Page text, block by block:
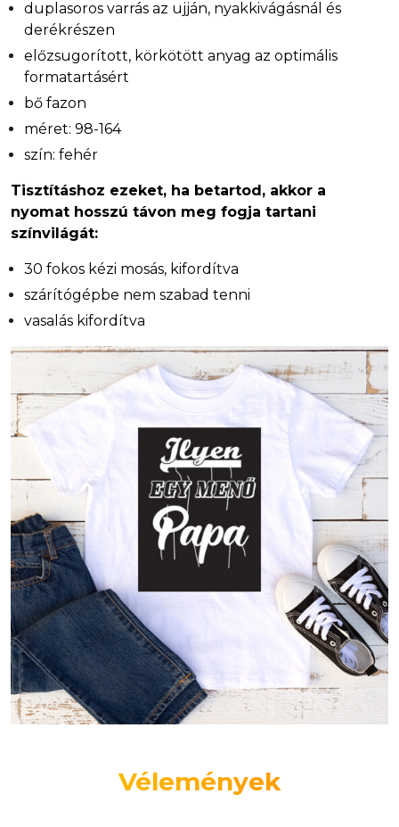
duplasoros varrás az ujján, nyakkivágásnál és
derékrészen
előzsugorított, körkötött anyag az optimális
formatartásért
bő fazon
méret: 98-164
szín: fehér
Tisztításhoz ezeket, ha betartod, akkor a
nyomat hosszú távon meg fogja tartani
színvilágát:
30 fokos kézi mosás, kifordítva
szárítógépbe nem szabad tenni
vasalás kifordítva
Vélemények